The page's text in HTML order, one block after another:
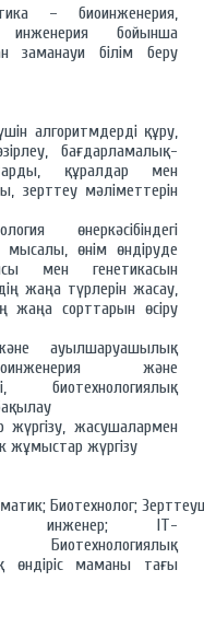
– биоинженерия,
бойынша
заманауи білім беру
алгоритмдерді құру,
бағдарламалық-
құралдар мен
зерттеу мәліметтерін
өнеркәсібіндегі
өнім өндіруде
мен генетикасын
жаңа түрлерін жасау,
жаңа сорттарын өсіру
ауылшаруашылық
және
биотехнологиялық
жүргізу, жасушалармен
жұмыстар жүргізу
Биотехнолог;
инженер; IT-
өндіріс маманы тағы